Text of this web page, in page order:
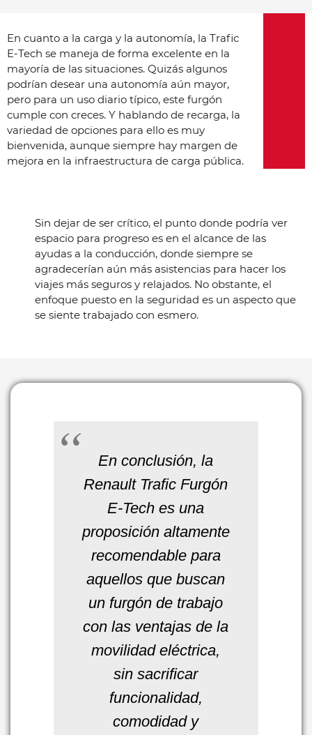
En cuanto a la carga y la autonomía, la Trafic
E-Tech se maneja de forma excelente en la
mayoría de las situaciones. Quizás algunos
podrían desear una autonomía aún mayor,
pero para un uso diario típico, este furgón
cumple con creces. Y hablando de recarga, la
variedad de opciones para ello es muy
bienvenida, aunque siempre hay margen de
mejora en la infraestructura de carga pública.
Sin dejar de ser crítico, el punto donde podría ver
espacio para progreso es en el alcance de las
ayudas a la conducción, donde siempre se
agradecerían aún más asistencias para hacer los
viajes más seguros y relajados. No obstante, el
enfoque puesto en la seguridad es un aspecto que
se siente trabajado con esmero.
En conclusión, la
Renault Trafic Furgón
E-Tech es una
proposición altamente
recomendable para
aquellos que buscan
un furgón de trabajo
con las ventajas de la
movilidad eléctrica,
sin sacrificar
funcionalidad,
comodidad y